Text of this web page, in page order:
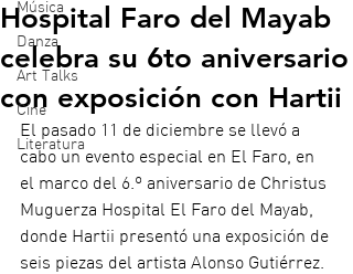
Música
Danza
Art Talks
Cine
Literatura
Hospital Faro del Mayab
celebra su 6to aniversario
con exposición con Hartii
El pasado 11 de diciembre se llevó a
cabo un evento especial en El Faro, en
el marco del 6.º aniversario de Christus
Muguerza Hospital El Faro del Mayab,
donde Hartii presentó una exposición de
seis piezas del artista Alonso Gutiérrez.